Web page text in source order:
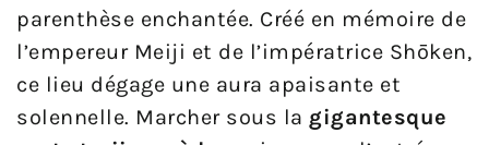
parenthèse enchantée. Créé en mémoire de
l’empereur Meiji et de l’impératrice Shōken,
ce lieu dégage une aura apaisante et
solennelle. Marcher sous la gigantesque